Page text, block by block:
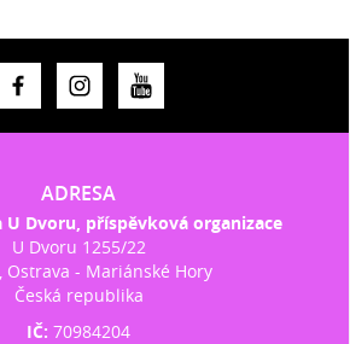
ADRESA
U Dvoru, příspěvková organizace
U Dvoru 1255/22
Ostrava - Mariánské Hory
Česká republika
IČ:70984204